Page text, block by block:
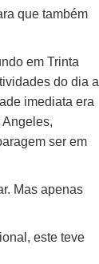
que também
em Trinta
do dia a
imediata era
ser em
Mas apenas
este teve